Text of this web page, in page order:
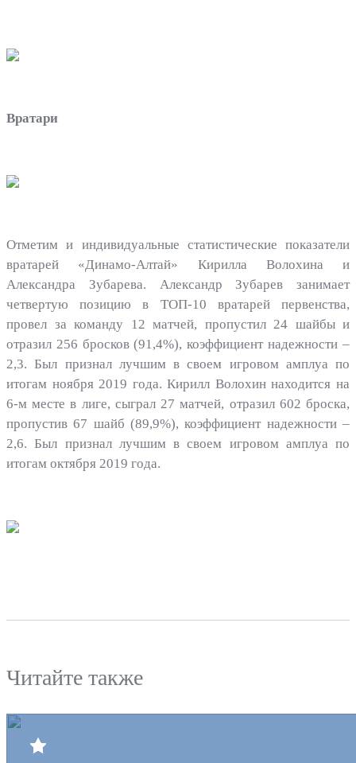
Вратари
Отметим и индивидуальные статистические показатели
вратарей «Динамо-Алтай» Кирилла Волохина и
Александра Зубарева. Александр Зубарев занимает
четвертую позицию в ТОП-10 вратарей первенства,
провел за команду 12 матчей, пропустил 24 шайбы и
отразил 256 бросков (91,4%), коэффициент надежности –
2,3. Был признал лучшим в своем игровом амплуа по
итогам ноября 2019 года. Кирилл Волохин находится на
6-м месте в лиге, сыграл 27 матчей, отразил 602 броска,
пропустив 67 шайб (89,9%), коэффициент надежности –
2,6. Был признал лучшим в своем игровом амплуа по
итогам октября 2019 года.
Читайте также
Клуб